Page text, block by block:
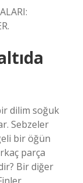
dilim soğuk
Sebzeler
bir öğün
parça
Bir diğer